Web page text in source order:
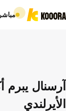
مباشر
آرسنال
الأيرلندي